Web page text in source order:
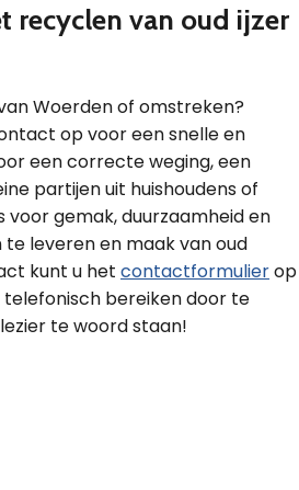
recyclen van oud ijzer
Woerden of omstreken?
op voor een snelle en
een correcte weging, een
partijen uit huishoudens of
voor gemak, duurzaamheid en
leveren en maak van oud
kunt u het contactformulierop
telefonisch bereiken door te
te woord staan!